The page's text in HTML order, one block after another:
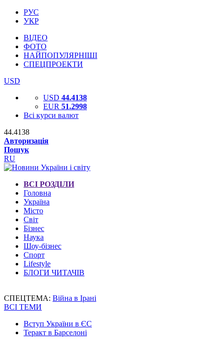
РУС
УКР
ВІДЕО
ФОТО
НАЙПОПУЛЯРНІШІ
СПЕЦПРОЕКТИ
USD
USD 44.4138
EUR 51.2998
Всі курси валют
44.4138
Авторизація
Пошук
RU
ВСІ РОЗДІЛИ
Головна
Україна
Місто
Світ
Бізнес
Наука
Шоу-бізнес
Спорт
Lifestyle
БЛОГИ ЧИТАЧІВ
СПЕЦТЕМА: Війна в Ірані
ВСІ ТЕМИ
Вступ України в ЄС
Теракт в Барселоні